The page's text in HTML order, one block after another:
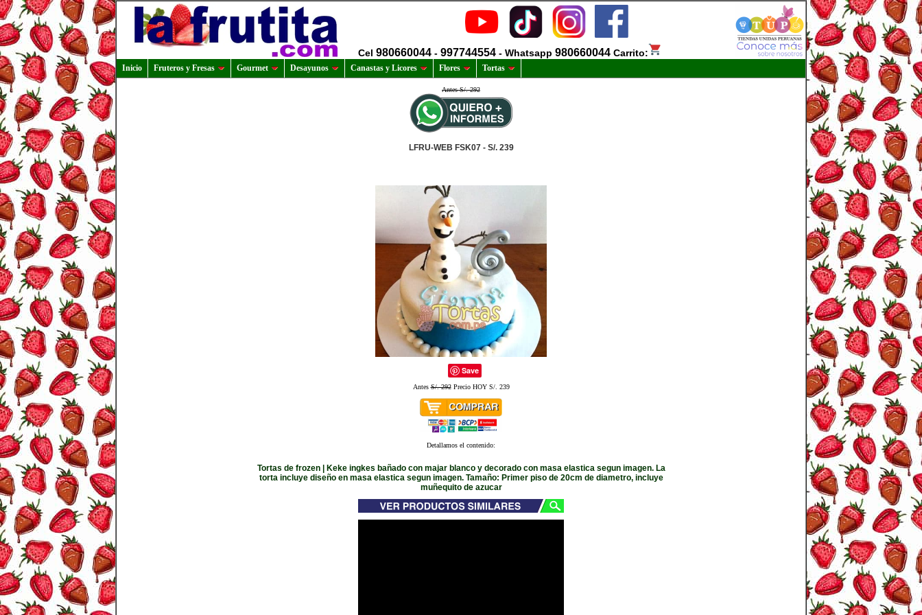
Cel 980660044 - 997744554 - Whatsapp 980660044 Carrito:
Inicio Fruteros y Fresas Gourmet Desayunos Canastas y Licores Flores Tortas
Antes S/. 292
LFRU-WEB FSK07 - S/. 239
Save
AntesS/. 292Precio HOY S/. 239
Detallamos el contenido:
Tortas de frozen | Keke ingkes bañado con majar blanco y decorado con masa elastica segun imagen. La
torta incluye diseño en masa elastica segun imagen. Tamaño: Primer piso de 20cm de diametro, incluye
muñequito de azucar